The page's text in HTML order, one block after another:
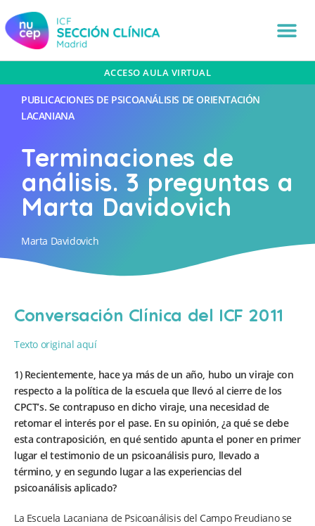
ACCESO AULA VIRTUAL
PUBLICACIONES DE PSICOANÁLISIS DE ORIENTACIÓN
LACANIANA
Terminaciones de
análisis. 3 preguntas a
Marta Davidovich
Marta Davidovich
Conversación Clínica del ICF 2011
Texto original aquí
1) Recientemente, hace ya más de un año, hubo un viraje con
respecto a la política de la escuela que llevó al cierre de los
CPCT’s. Se contrapuso en dicho viraje, una necesidad de
retomar el interés por el pase. En su opinión, ¿a qué se debe
esta contraposición, en qué sentido apunta el poner en primer
lugar el testimonio de un psicoanálisis puro, llevado a
término, y en segundo lugar a las experiencias del
psicoanálisis aplicado?
La Escuela Lacaniana de Psicoanálisis del Campo Freudiano se